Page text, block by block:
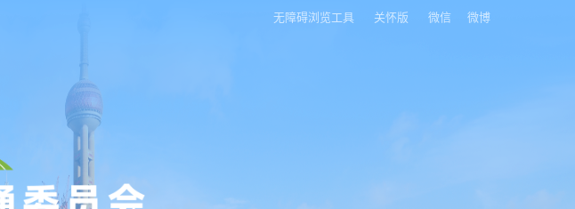
无障碍浏览工具 关怀版 微信 微博